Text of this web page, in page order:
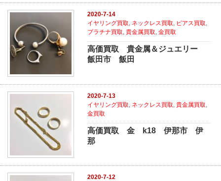
2020-7-14
イヤリング買取, ネックレス買取, ピアス買取,
プラチナ買取,貴金属買取,金買取
高価買取 貴金属＆ジュエリー
飯田市 飯田
2020-7-13
イヤリング買取 ネックレス買取 ,貴金属買取
金買取
高価買取 金 k18 伊那市 伊
那
2020-7-12